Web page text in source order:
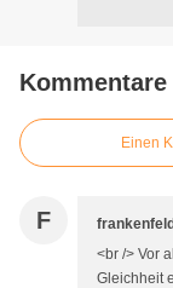
Kommentare
Einen
F frankenfeld
<br /> Vor
Gleichheit